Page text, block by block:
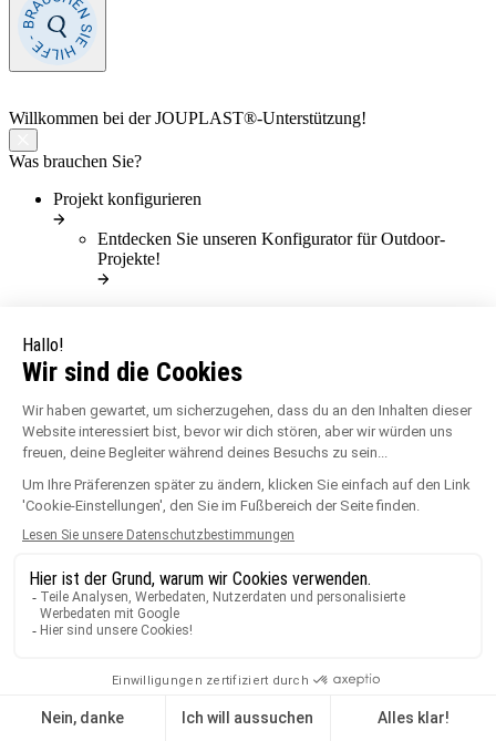
Willkommen bei der JOUPLAST®-Unterstützung!
Was brauchen Sie?
Projekt konfigurieren
Entdecken Sie unseren Konfigurator für Outdoor-
Projekte!
damit Sie Ihr Projekt ganz entspannt umsetzen können.
Zum Konfigurator
Vorherige
Produktinformationen
Inspiration